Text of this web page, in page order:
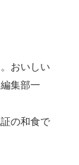
おいしい
集部一
の和食で